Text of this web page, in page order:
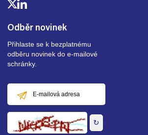
Odběr novinek
Přihlaste se k bezplatnému
odběru novinek do e-mailové
schránky.
mailová
adresa
↻